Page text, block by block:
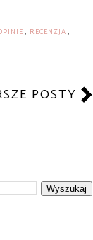
, RECENZJA ,
POSTY